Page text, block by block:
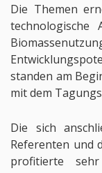
Die Themen
technologische
standen am
mit dem
Die sich
Referenten und
profitierte